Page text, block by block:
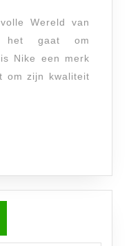
Wereld van
het gaat om
Nike een merk
om zijn kwaliteit